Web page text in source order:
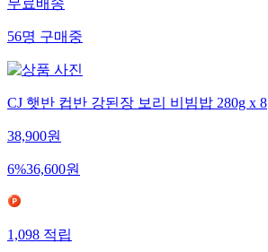
무료배송
56명구매중
CJ 햇반 컵반 강된장 보리 비빔밥 280g x 8
38,900원
6%36,600원
1,098적립